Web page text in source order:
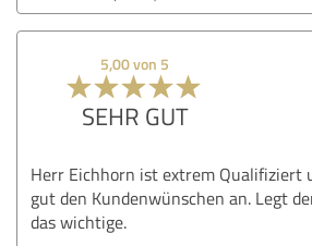
5,00 von 5
SEHR GUT
Herr Eichhorn ist extrem Qualifiziert
gut den Kundenwünschen an. Legt
das wichtige.